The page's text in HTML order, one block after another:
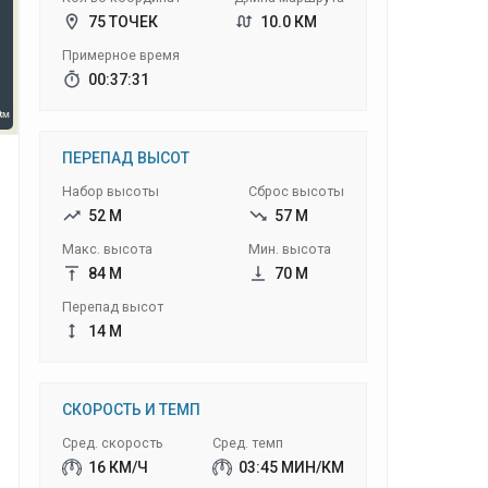
75 ТОЧЕК
Примерное время
00:37:31
10.0 КМ
ПЕРЕПАД ВЫСОТ
Набор высоты
52 М
Макс. высота
84 М
Перепад высот
14 М
Сброс высоты
57 М
Мин. высота
70 М
СКОРОСТЬ И ТЕМП
Сред. скорость
16 КМ/Ч
Сред. темп
03:45 МИН/КМ